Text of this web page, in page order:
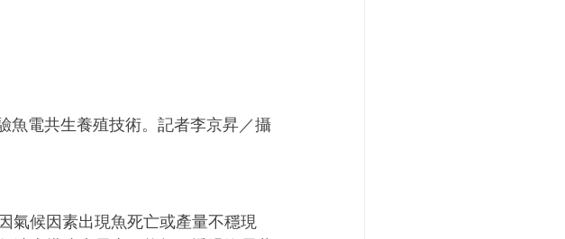
魚電共生養殖技術。記者李京昇／攝
氣候因素出現魚死亡或產量不穩現